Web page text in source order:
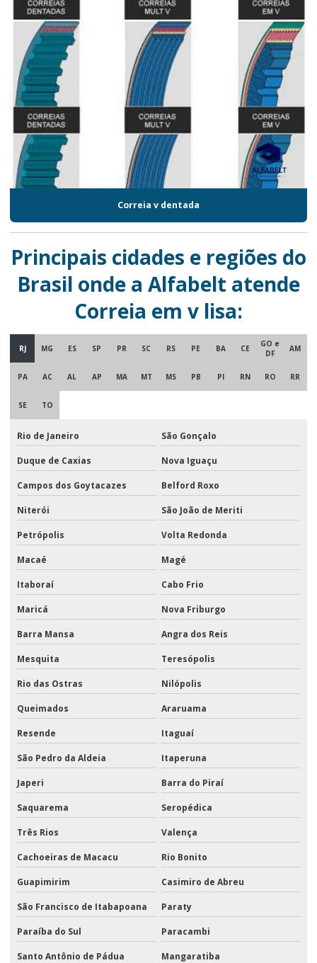
Correia v dentada
Principais cidades e regiões do
Brasil onde a Alfabelt atende
Correia em v lisa:
RJ MG ES SP PR SC RS PE BA CE
GO e
DF
AM
PA AC AL AP MA MT MS PB PI RN RO RR
SE TO
Rio de Janeiro São Gonçalo
Duque de Caxias Nova Iguaçu
Campos dos Goytacazes Belford Roxo
Niterói São João de Meriti
Petrópolis Volta Redonda
Macaé Magé
Itaboraí Cabo Frio
Maricá Nova Friburgo
Barra Mansa Angra dos Reis
Mesquita Teresópolis
Rio das Ostras Nilópolis
Queimados Araruama
Resende Itaguaí
São Pedro da Aldeia Itaperuna
Japeri Barra do Piraí
Saquarema Seropédica
Três Rios Valença
Cachoeiras de Macacu Rio Bonito
Guapimirim Casimiro de Abreu
São Francisco de Itabapoana Paraty
Paraíba do Sul Paracambi
Santo Antônio de Pádua Mangaratiba